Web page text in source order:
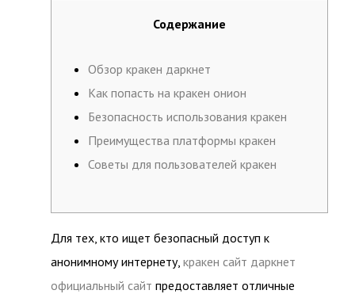
Содержание
Обзор кракен даркнет
Как попасть на кракен онион
Безопасность использования кракен
Преимущества платформы кракен
Советы для пользователей кракен
Для тех, кто ищет безопасный доступ к
анонимному интернету, кракен сайт даркнет
официальный сайт предоставляет отличные